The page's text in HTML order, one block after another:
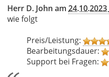
Herr D. John am 24.10.2023
wie folgt
Preis/Leistung:
Bearbeitungsdauer:
Support bei Fragen: